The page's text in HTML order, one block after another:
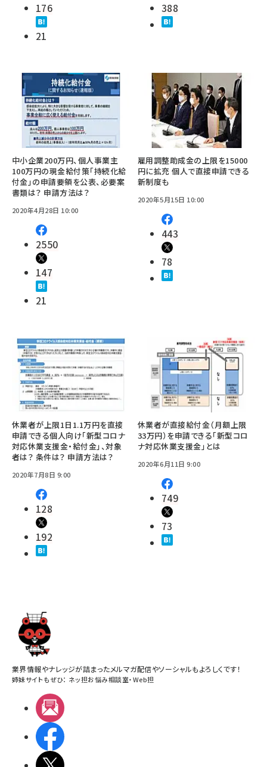
176
21
388
中小企業200万円、個人事業主
100万円の現金給付策「持続化給
付金」の申請要領を公表、必要案
書類は？ 申請方法は？
2020年4月28日 10:00
2550
147
21
雇用調整助成金の上限を15000
円に拡充 個人で直接申請できる
新制度も
2020年5月15日 10:00
443
78
休業者が上限1日1.1万円を直接
申請できる個人向け「新型コロナ
対応休業支援金・給付金」、対象
者は？ 条件は？ 申請方法は？
2020年7月8日 9:00
128
192
休業者が直接給付金（月額上限
33万円）を申請できる「新型コロ
ナ対応休業支援金」とは
2020年6月11日 9:00
749
73
業界情報やナレッジが詰まったメルマガ配信やソーシャルもよろしくです！
姉妹サイトもぜひ： ネッ担お悩み相談室・Web担